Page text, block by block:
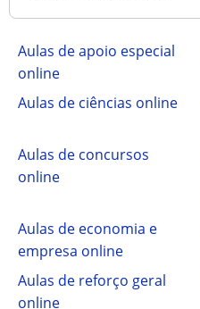
Aulas de apoio especial
online
Aulas de ciências online
Aulas de concursos
online
Aulas de economia e
empresa online
Aulas de reforço geral
online